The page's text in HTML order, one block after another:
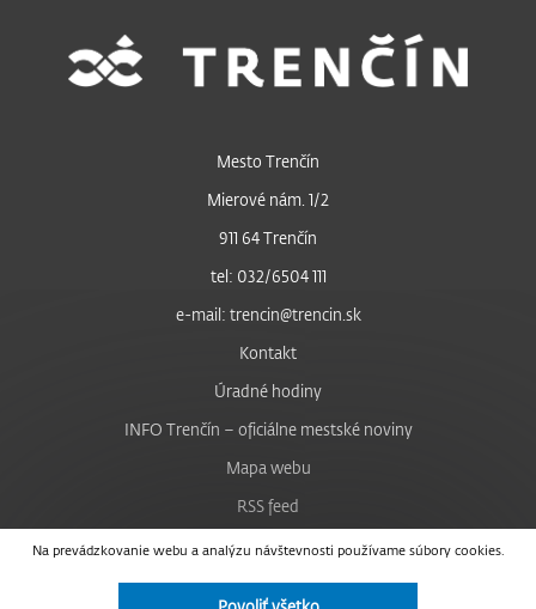
Na prevádzkovanie webu a analýzu návštevnosti používame súbory cookies.
Mesto Trenčín
Mierové nám. 1/2
911 64 Trenčín
tel: 032/6504 111
e-mail: trencin@trencin.sk
Kontakt
Úradné hodiny
INFO Trenčín – oficiálne mestské noviny
Mapa webu
RSS feed
Nastavenie cookies
Facebook